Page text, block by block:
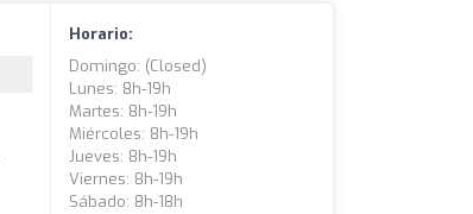
Horario:
Domingo: (closed)
Lunes: 8h-19h
Martes: 8h-19h
Miércoles: 8h-19h
Jueves: 8h-19h
Viernes: 8h-19h
Sábado: 8h-18h